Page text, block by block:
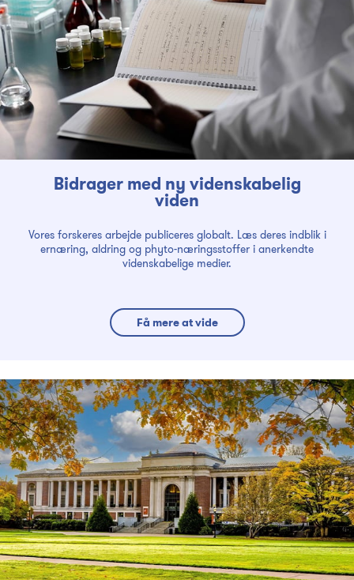
Bidrager med ny videnskabelig
viden
Vores forskeres arbejde publiceres globalt. Læs deres indblik i
ernæring, aldring og phyto-næringsstoffer i anerkendte
videnskabelige medier.
Få mere at vide